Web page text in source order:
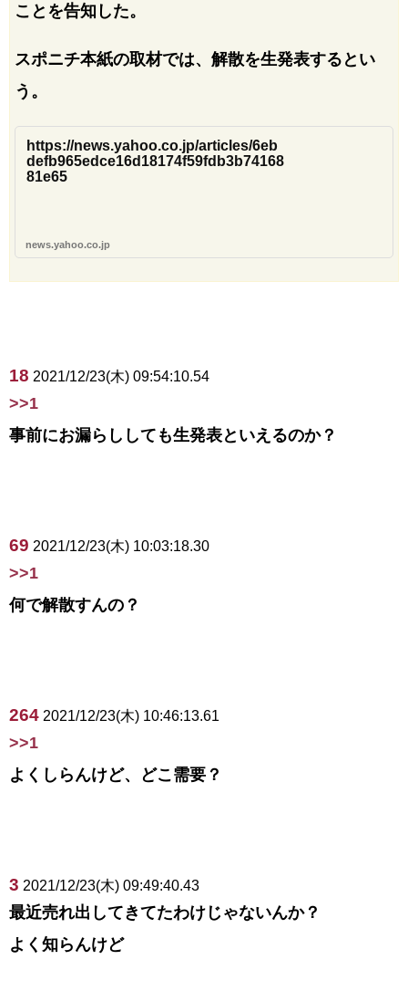
ことを告知した。
スポニチ本紙の取材では、解散を生発表するとい
う。
https://news.yahoo.co.jp/articles/6eb
defb965edce16d18174f59fdb3b74168
81e65
news.yahoo.co.jp
18 2021/12/23(木) 09:54:10.54
>>1
事前にお漏らししても生発表といえるのか？
69 2021/12/23(木) 10:03:18.30
>>1
何で解散すんの？
264 2021/12/23(木) 10:46:13.61
>>1
よくしらんけど、どこ需要？
3 2021/12/23(木) 09:49:40.43
最近売れ出してきてたわけじゃないんか？
よく知らんけど